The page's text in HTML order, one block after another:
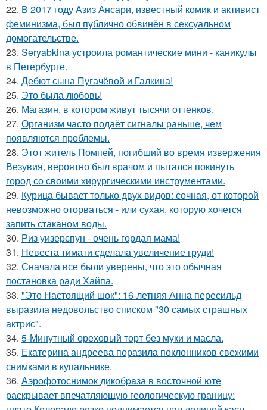
22. В 2017 году Азиз Ансари, известный комик и активист
феминизма, был публично обвинён в сексуальном
домогательстве.
23. Seryabkina устроила романтические мини - каникулы
в Петербурге.
24. Дебют сына Пугачёвой и Галкина!
25. Это была любовь!
26. Магазин, в котором живут тысячи оттенков.
27. Организм часто подаёт сигналы раньше, чем
появляются проблемы.
28. Этот житель Помпей, погибший во время извержения
Везувия, вероятно был врачом и пытался покинуть
город со своими хирургическими инструментами.
29. Курица бывает только двух видов: сочная, от которой
невозможно оторваться - или сухая, которую хочется
запить стаканом воды.
30. Риз уизерспун - очень гордая мама!
31. Невеста тимати сделала увеличение груди!
32. Сначала все были уверены, что это обычная
постановка ради Хайпа.
33. "Это Настоящий шок": 16-летняя Анна пересильд
выразила недовольство списком "30 самых страшных
актрис".
34. 5-Минутный ореховый торт без муки и масла.
35. Екатерина андреева поразила поклонников свежими
снимками в купальнике.
36. Аэрофотоснимок дикобpaза в восточной юте
раскрывает впечатляющую геологическую границу: